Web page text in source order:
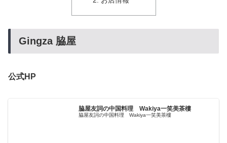
Gingza 脇屋
公式HP
脇屋友詞の中国料理 Wakiya一笑美茶樓
脇屋友詞の中国料理 Wakiya一笑美茶樓